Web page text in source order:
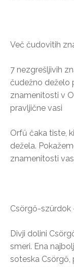
Več čudovitih
7 nezgrešljivih
čudežno deželo
znamenitosti v
pravljične vasi
Orfű čaka tiste,
dežela.
znamenitosti
Csörgő-szürdok
Divji dolini
smeri. Ena
soteska Csörgő,